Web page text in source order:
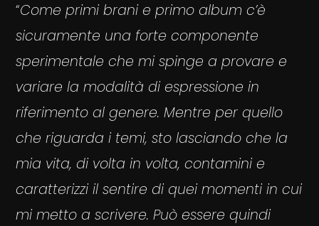
“Come primi brani e primo album c’è
sicuramente una forte componente
sperimentale che mi spinge a provare e
variare la modalità di espressione in
riferimento al genere. Mentre per quello
che riguarda i temi, sto lasciando che la
mia vita, di volta in volta, contamini e
caratterizzi il sentire di quei momenti in cui
mi metto a scrivere. Può essere quindi